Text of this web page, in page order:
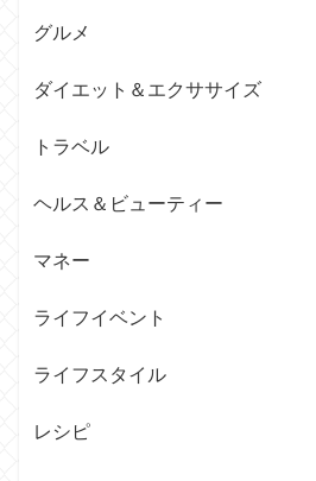
グルメ
ダイエット＆エクササイズ
トラベル
ヘルス＆ビューティー
マネー
ライフイベント
ライフスタイル
レシピ